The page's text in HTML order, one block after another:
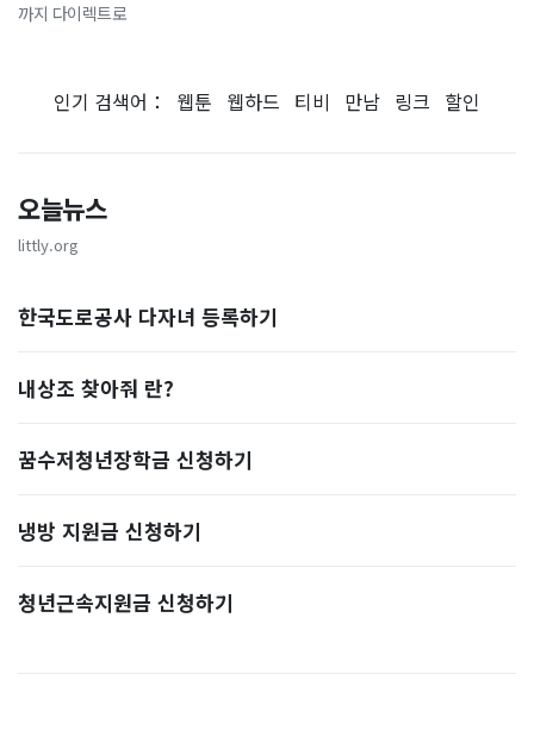
까지 다이렉트로
인기 검색어： 웹툰 웹하드 티비 만남 링크 할인
오늘뉴스
littly.org
한국도로공사 다자녀 등록하기
내상조 찾아줘 란?
꿈수저청년장학금 신청하기
냉방 지원금 신청하기
청년근속지원금 신청하기